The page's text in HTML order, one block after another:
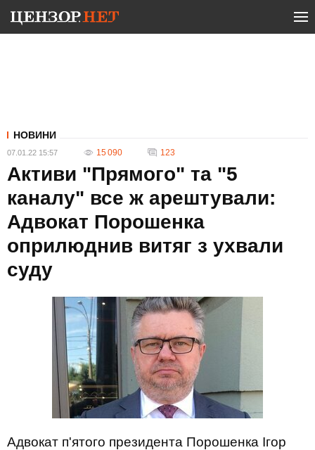
НОВИНИ
07.01.22 15:57 15 090 123
Активи "Прямого" та "5
каналу" все ж арештували:
Адвокат Порошенка
оприлюднив витяг з ухвали
суду
Адвокат п'ятого президента Порошенка Ігор